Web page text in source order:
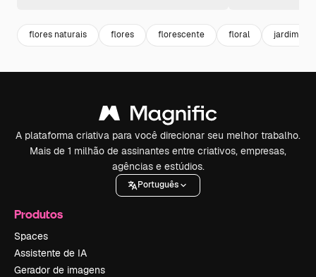
flores naturais flores florescente floral jardim
A plataforma criativa para você direcionar seu melhor trabalho.
Mais de 1 milhão de assinantes entre criativos, empresas,
agências e estúdios.
Português
Produtos
Spaces
Assistente de IA
Gerador de imagens